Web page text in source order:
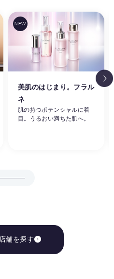
美肌のはじまり。フラル
ネ
肌の持つポテンシャルに着
目。うるおい満ちた肌へ。
舗を探す